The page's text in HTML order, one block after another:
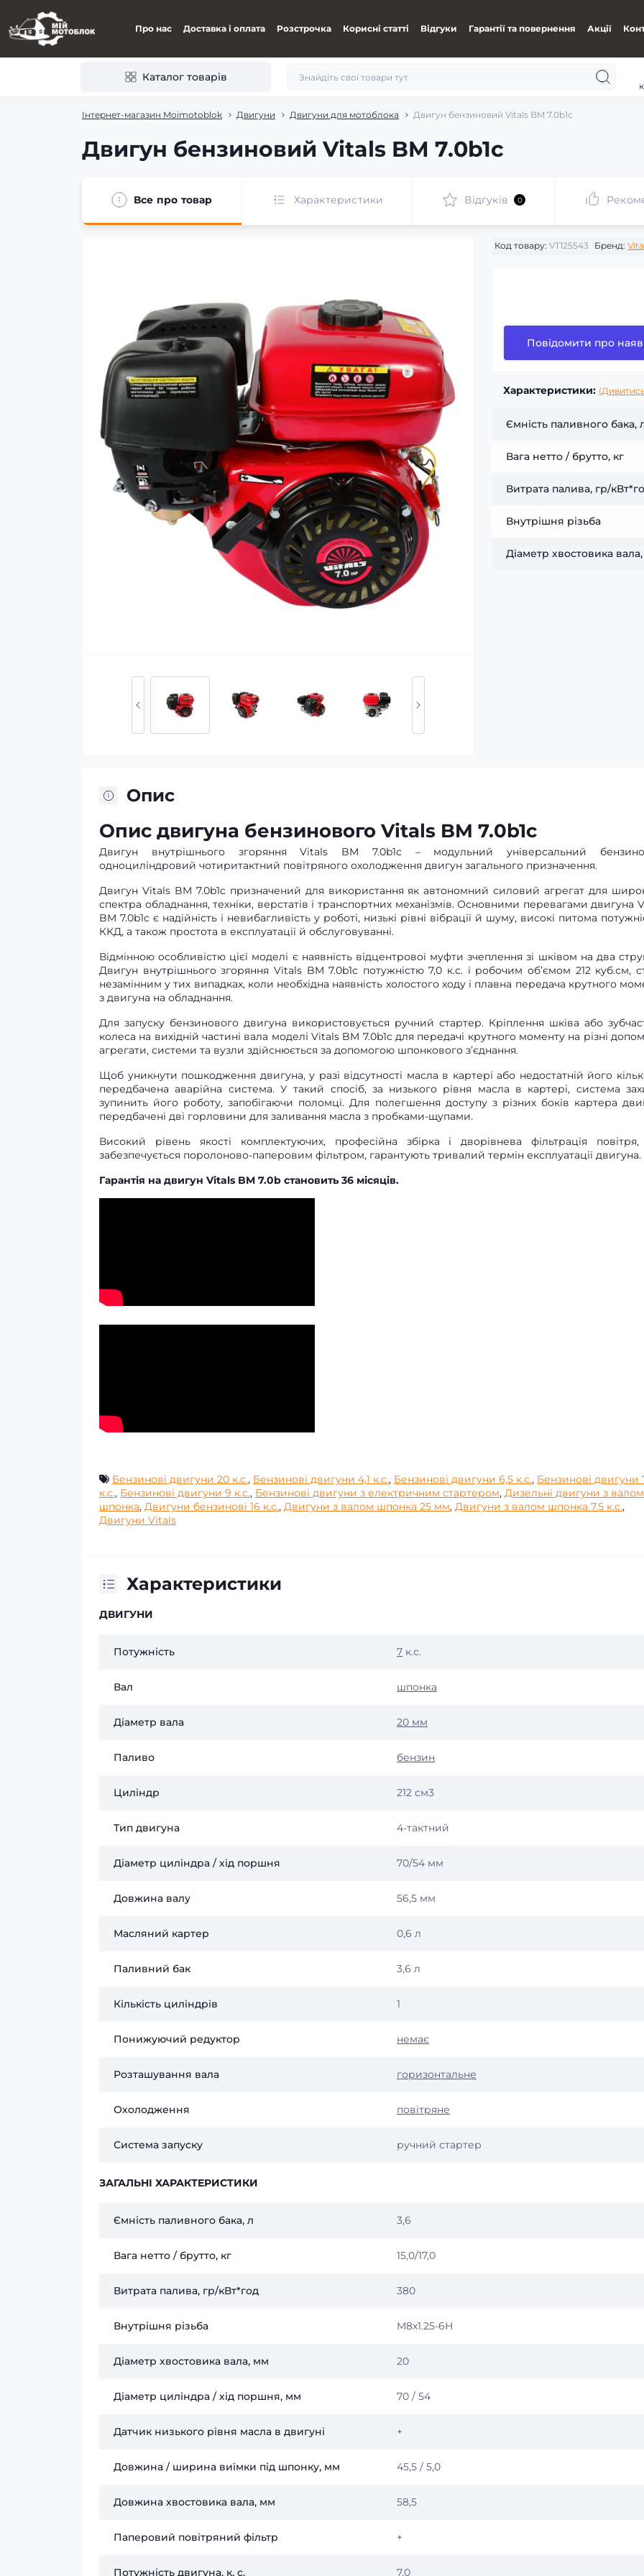
Про нас Доставка і оплата Розстрочка Корисні статті Відгуки Гарантії та повернення Акції
Каталог товарів
Інтернет-магазин Moimotoblok Двигуни Двигуни для мотоблока Двигун бензиновий Vitals BM 7.0b1с
Двигун бензиновий Vitals BM 7.0b1с
Все про товар Характеристики Відгуків 0
Код товару: VT125543 Бренд:
Повідомити про
Характеристики:
Ємність паливного бака,
Вага нетто / брутто, кг
Витрата палива, гр/
Внутрішня різьба
Діаметр хвостовика
Опис
Опис двигуна бензинового Vitals BM 7.0b1с
Двигун внутрішнього згоряння Vitals BM 7.0b1c – модульний універсальний
одноциліндровий чотиритактний повітряного охолодження двигун загального призначення.
Двигун Vitals BM 7.0b1c призначений для використання як автономний силовий агрегат для
спектра обладнання, техніки, верстатів і транспортних механізмів. Основними перевагами двигуна
BM 7.0b1c є надійність і невибагливість у роботі, низькі рівні вібрації й шуму, високі питома
ККД, а також простота в експлуатації й обслуговуванні.
Відмінною особливістю цієї моделі є наявність відцентрової муфти зчеплення зі шківом на два
Двигун внутрішнього згоряння Vitals BM 7.0b1c потужністю 7,0 к.с. і робочим об’ємом 212 куб.см,
незамінним у тих випадках, коли необхідна наявність холостого ходу і плавна передача крутного
з двигуна на обладнання.
Для запуску бензинового двигуна використовується ручний стартер. Кріплення шківа або
колеса на вихідній частині вала моделі Vitals BM 7.0b1c для передачі крутного моменту на різні
агрегати, системи та вузли здійснюється за допомогою шпонкового з’єднання.
Щоб уникнути пошкодження двигуна, у разі відсутності масла в картері або недостатній його
передбачена аварійна система. У такий спосіб, за низького рівня масла в картері, система
зупинить його роботу, запобігаючи поломці. Для полегшення доступу з різних боків картера
передбачені дві горловини для заливання масла з пробками-щупами.
Високий рівень якості комплектуючих, професійна збірка і дворівнева фільтрація
забезпечується поролоново-паперовим фільтром, гарантують тривалий термін експлуатації двигуна.
Гарантія на двигун Vitals BM 7.0b становить 36 місяців.
Бензинові двигуни 20 к.с., Бензинові двигуни 4,1 к.с., Бензинові двигуни 6,5 к.с., Бензинові двигуни
к.с., Бензинові двигуни 9 к.с., Бензинові двигуни з електричним стартером, Дизельні двигуни з валом
шпонка, Двигуни бензинові 16 к.с., Двигуни з валом шпонка 25 мм, Двигуни з валом шпонка 7.5 к.с.,
Двигуни Vitals
Характеристики
ДВИГУНИ
Потужність 7 к.с.
Вал шпонка
Діаметр вала 20 мм
Паливо бензин
Циліндр 212 см3
Тип двигуна 4-тактний
Діаметр циліндра / хід поршня 70/54 мм
Довжина валу 56,5 мм
Масляний картер 0,6 л
Паливний бак 3,6 л
Кількість циліндрів 1
Понижуючий редуктор немає
Розташування вала горизонтальне
Охолодження повітряне
Система запуску ручний стартер
ЗАГАЛЬНІ ХАРАКТЕРИСТИКИ
Ємність паливного бака, л 3,6
Вага нетто / брутто, кг 15,0/17,0
Витрата палива, гр/кВт*год 380
Внутрішня різьба M8x1.25-6H
Діаметр хвостовика вала, мм 20
Діаметр циліндра / хід поршня, мм 70 / 54
Датчик низького рівня масла в двигуні +
Довжина / ширина виїмки під шпонку, мм 45,5 / 5,0
Довжина хвостовика вала, мм 58,5
Паперовий повітряний фільтр +
Потужність двигуна, к. с. 7,0